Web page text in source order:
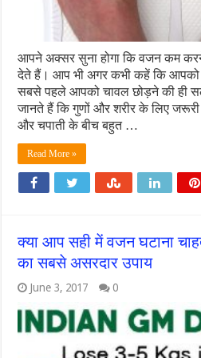
आपने अक्सर सुना होगा कि वजन कम
देते हैं। आप भी अगर कभी कहें कि आपको
सबसे पहले आपको चावल छोड़ने की ही
जानते हैं कि गुणों और शरीर के लिए जरूरी
और चपाती के बीच बहुत …
Read More »
क्या आप सही में वजन घटाना
का सबसे असरदार उपाय
June 3, 2017 0